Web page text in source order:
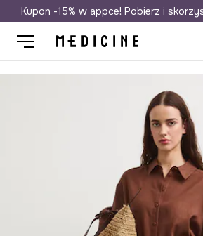
Darmowa dostawa do
Kupon -15% w appce! Pobierz i